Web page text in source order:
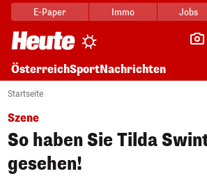
E-Paper Immo Jobs
ÖsterreichSportNachrichten
Startseite
Szene
So haben Sie Tilda
gesehen!